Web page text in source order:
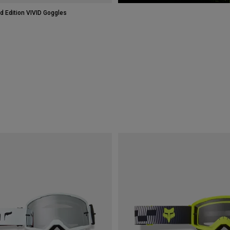
Edition VIVID Goggles